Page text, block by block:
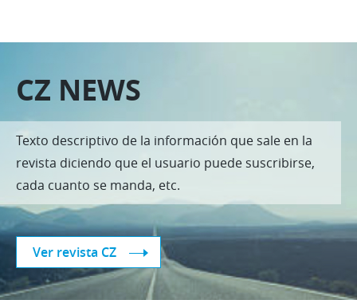
CZ NEWS
Texto descriptivo de la información que sale en la
revista diciendo que el usuario puede suscribirse,
cada cuanto se manda, etc.
Ver revista CZ